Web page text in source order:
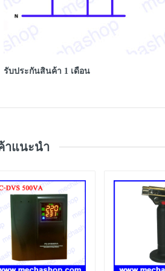
รับประกันสินค้า 1 เดือน
าแนะนำ